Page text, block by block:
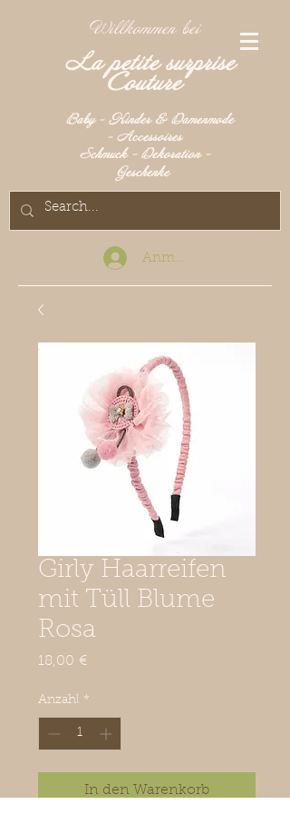
Willkommen bei
La petite surprise
Couture
Baby - Kinder & Damenmode
- Accessoires
Schmuck - Dekoration -
Geschenke
Anmelden
Girly Haarreifen
mit Tüll Blume
Rosa
18,00 €Preis
Anzahl *
In den Warenkorb